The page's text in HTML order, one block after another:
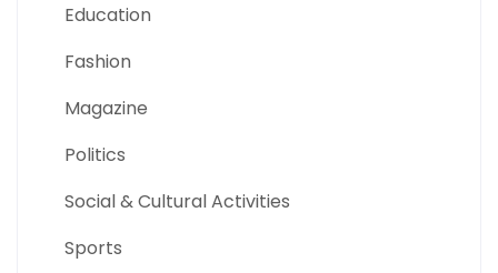
Education
Fashion
Magazine
Politics
Social & Cultural Activities
Sports